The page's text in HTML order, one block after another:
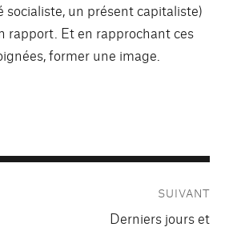
socialiste, un présent capitaliste)
rapport. Et en rapprochant ces
former une image.
SUIVANT
PublicationDerniers jours et